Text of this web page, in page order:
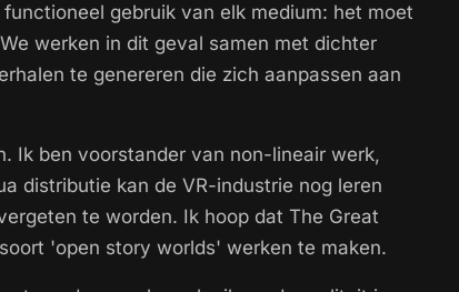
gebruik van elk medium: het moet
werken in dit geval samen met dichter
te genereren die zich aanpassen aan
Ik ben voorstander van non-lineair werk,
distributie kan de VR-industrie nog leren
te worden. Ik hoop dat The Great
'open story worlds' werken te maken.